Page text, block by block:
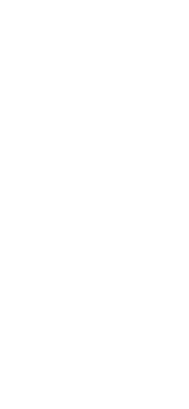
конструкцию,
не входят и
секции из
от 1 до 9 метров и